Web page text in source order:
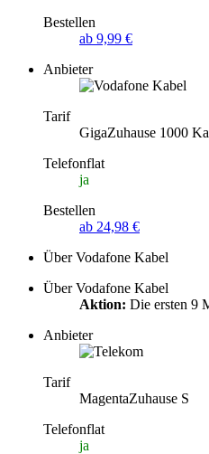
Bestellen
ab 9,99 €
Anbieter
Tarif
GigaZuhause 1000
Telefonflat
ja
Bestellen
ab 24,98 €
Über Vodafone Kabel
Über Vodafone Kabel
Aktion: Die ersten 9
Anbieter
Tarif
MagentaZuhause S
Telefonflat
ja